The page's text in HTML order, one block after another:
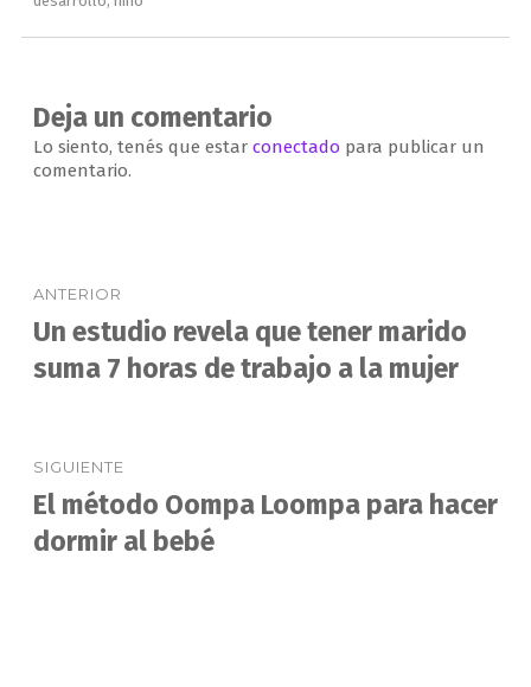
Deja un comentario
Lo siento, tenés que estar conectado para publicar un
comentario.
de
entradas
ANTERIOR
Entrada
anterior:
Un estudio revela que tener marido
suma 7 horas de trabajo a la mujer
SIGUIENTE
Entrada
siguiente:
El método Oompa Loompa para hacer
dormir al bebé